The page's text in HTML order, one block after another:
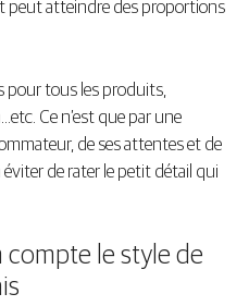
peut atteindre des proportions
pour tous les produits,
Ce n’est que par une
de ses attentes et de
éviter de rater le petit détail qui
compte le style de